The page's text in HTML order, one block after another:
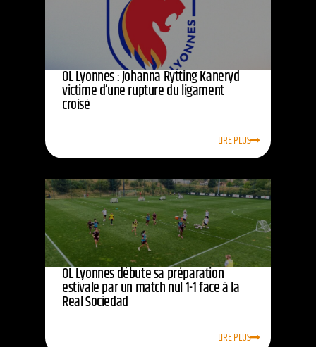
OL Lyonnes : Johanna Rytting Kaneryd
victime d’une rupture du ligament
croisé
LIRE PLUS
OL Lyonnes débute sa préparation
estivale par un match nul 1-1 face à la
Real Sociedad
LIRE PLUS